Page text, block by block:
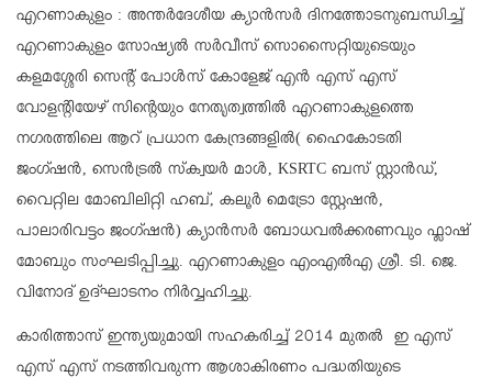
എറണാകുളം : അന്തർദേശീയ ക്യാൻസർ ദിനത്തോടനുബന്ധിച്ച്
എറണാകുളം സോഷ്യൽ സർവീസ് സൊസൈറ്റിയുടെയും
കളമശ്ശേരി സെൻ്റ് പോൾസ് കോളേജ് എൻ എസ് എസ്
വോളന്റിയേഴ്‌ സിന്റെയും നേതൃത്വത്തിൽ എറണാകുളത്തെ
നഗരത്തിലെ ആറ് പ്രധാന കേന്ദ്രങ്ങളിൽ( ഹൈകോടതി
ജംഗ്ഷൻ, സെൻട്രൽ സ്‌ക്വയർ മാൾ, KSRTC ബസ് സ്റ്റാൻഡ്,
വൈറ്റില മോബിലിറ്റി ഹബ്, കലൂർ മെട്രോ സ്റ്റേഷൻ,
പാലാരിവട്ടം ജംഗ്ഷൻ) ക്യാൻസർ ബോധവൽക്കരണവും ഫ്ലാഷ്
മോബും സംഘടിപ്പിച്ചു. എറണാകുളം എംഎൽഎ ശ്രീ. ടി. ജെ.
വിനോദ് ഉദ്ഘാടനം നിർവ്വഹിച്ചു.
കാരിത്താസ് ഇന്ത്യയുമായി സഹകരിച്ച് 2014 മുതൽ ഇ എസ്
എസ് എസ് നടത്തിവരുന്ന ആശാകിരണം പദ്ധതിയുടെ